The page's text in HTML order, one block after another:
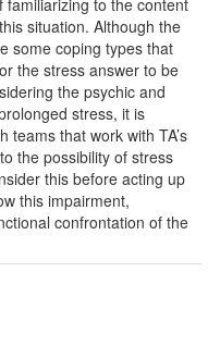
situation. Although the
some coping types that
the stress answer to be
the psychic and
stress, it is
teams that work with TA’s
the possibility of stress
this before acting up
this impairment,
confrontation of the